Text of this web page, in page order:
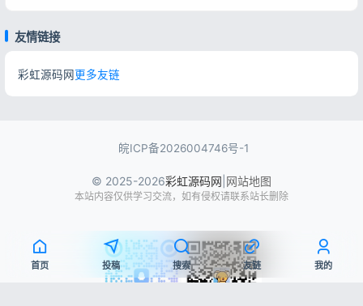
友情链接
彩虹源码网更多友链
皖ICP备2026004746号-1
© 2025-2026彩虹源码网 网站地图
本站内容仅供学习交流，如有侵权请联系站长删除
首页 投稿 搜索 友链 我的